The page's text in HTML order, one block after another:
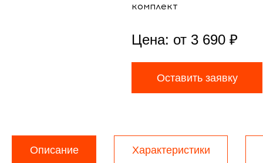
комплект
Цена: от 3 690 ₽
Оставить заявку
Описание Характеристики